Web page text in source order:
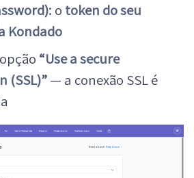
o token do seu
Kondado
“Use a secure
(SSL)”— a conexão SSL é